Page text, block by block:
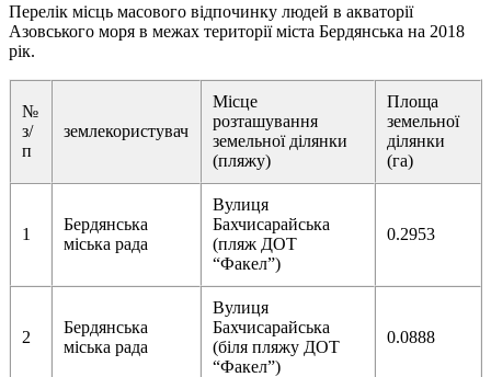
Перелік місць масового відпочинку людей в акваторії
Азовського моря в межах території міста Бердянська на 2018
рік.
№
з/
п
землекористувач
Місце
розташування
земельної ділянки
(пляжу)
Площа
земельної
ділянки
(га)
1
Бердянська
міська рада
Вулиця
Бахчисарайська
(пляж ДОТ
“Факел”)
0.2953
2
Бердянська
міська рада
Вулиця
Бахчисарайська
(біля пляжу ДОТ
“Факел”)
0.0888